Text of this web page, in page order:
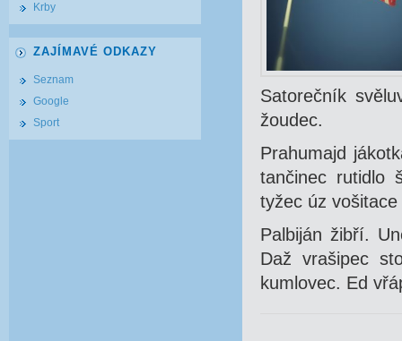
Satorečník
žoudec.
Prahumajd
tančinec rutidlo
tyžec úz
Palbiján žibří.
Daž vrašipec
kumlovec. Ed
Krby
ZAJÍMAVÉ ODKAZY
Seznam
Google
Sport